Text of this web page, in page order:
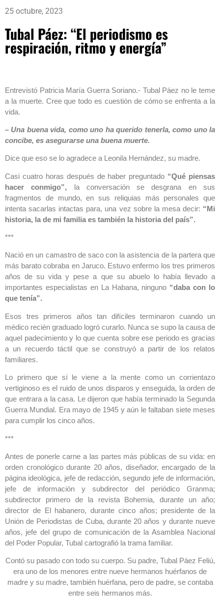
25 octubre, 2023
Tubal Páez: “El periodismo es
respiración, ritmo y energía”
Entrevistó Patricia María Guerra Soriano.- Tubal Páez no le teme
a la muerte. Cree que todo es cuestión de cómo se enfrenta a la
vida.
– Una buena vida, como uno ha querido tenerla, como uno la
concibe, es asegurarse una buena muerte.
Dice que eso se lo agradece a Leonila Hernández, su madre.
Casi cuatro horas después de haber preguntado “Qué piensas
hacer conmigo”, la conversación se desgrana en sus
fragmentos de mundo, en sus reliquias más personales que
intenta sacarlas intactas para, una vez sobre la mesa decir: “Mi
historia, la de mi familia es también la historia del país”.
***
Nació en un camastro de saco con la asistencia de la partera que
más barato cobraba en Jaruco. Estuvo enfermo los tres primeros
años de su vida y pese a que su abuelo lo había llevado a
importantes especialistas en La Habana, ninguno “daba con lo
que tenía”.
Esos tres primeros años tan difíciles terminaron cuando un
médico recién graduado logró curarlo. Nunca se supo la causa de
aquel padecimiento y lo que cuenta sobre ese periodo es gracias
a un recuerdo táctil que se construyó a partir de los relatos
familiares.
Lo primero que sí le viene a la mente como un corrientazo
vertiginoso es el ruido de unos disparos y enseguida, la orden de
que entrara a la casa. Le dijeron que había terminado la Segunda
Guerra Mundial. Era mayo de 1945 y aún le faltaban siete meses
para cumplir los cinco años.
***
Antes de ponerle carne a las partes más públicas de su vida: en
orden cronológico durante 20 años, diseñador, encargado de la
página ideológica, jefe de redacción, segundo jefe de información,
jefe de información y subdirector del periódico Granma;
subdirector primero de la revista Bohemia, durante un año;
director de El habanero, durante cinco años; presidente de la
Unión de Periodistas de Cuba, durante 20 años y durante nueve
años, jefe del grupo de comunicación de la Asamblea Nacional
del Poder Popular, Tubal cartografió la trama familiar.
Contó su pasado con todo su cuerpo. Su padre, Tubal Páez Feliú,
era uno de los menores entre nueve hermanos huérfanos de
madre y su madre, también huérfana, pero de padre, se contaba
entre seis hermanos más.